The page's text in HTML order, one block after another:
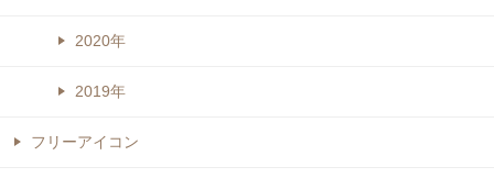
2020年
2019年
フリーアイコン